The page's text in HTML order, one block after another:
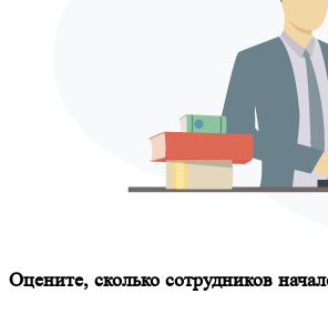
Оцените, сколько сотрудников